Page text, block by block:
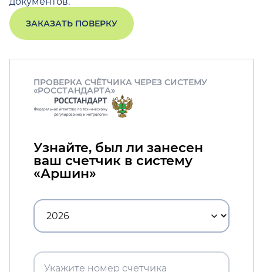
ЗАКАЗАТЬ ПОВЕРКУ
ПРОВЕРКА СЧЁТЧИКА ЧЕРЕЗ СИСТЕМУ
«РОССТАНДАРТА»
Узнайте, был ли занесен
ваш счетчик в систему
«Аршин»